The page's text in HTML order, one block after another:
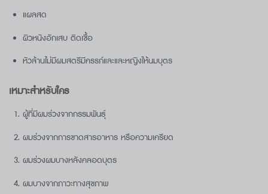
แผลสด
ผิวหนังอักเสบ ติดเชื้อ
หัวล้านไม่มีผมสตรีมีครรภ์และและหญิงให้นมบุตร
เหมาะสำหรับใคร
ผู้ที่มีผมร่วงจากกรรมพันธุ์
ผมร่วงจากการขาดสารอาหาร หรือความเครียด
ผมร่วงผมบางหลังคลอดบุตร
ผมบางจากภาวะทางสุขภาพ